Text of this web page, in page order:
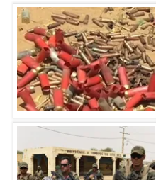
Khán giả
Giải sao mai
Âm nhạc
Sao
Du lịch
Làm đẹp
Chất lượng cuộc sống
Giáo dục
Tuyển sinh
Học trực tuyến
Công nghệ
Hitech Công nghệ tương lai
Sản phẩm
Thị trường
Giao lưu trực tuyến
Lịch phát sóng